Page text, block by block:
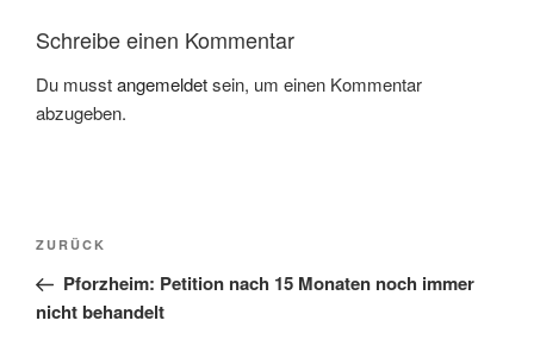
Schreibe einen Kommentar
Du musstangemeldetsein, um einen Kommentar
abzugeben.
ZURÜCK
Pforzheim: Petition nach 15 Monaten noch immer
nicht behandelt